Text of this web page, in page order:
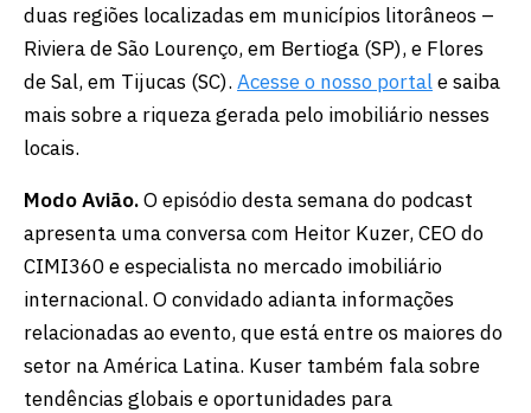
duas regiões localizadas em municípios litorâneos –
Riviera de São Lourenço, em Bertioga (SP), e Flores
de Sal, em Tijucas (SC). Acesse o nosso portale saiba
mais sobre a riqueza gerada pelo imobiliário nesses
locais.
Modo Avião.O episódio desta semana do podcast
apresenta uma conversa com Heitor Kuzer, CEO do
CIMI360 e especialista no mercado imobiliário
internacional. O convidado adianta informações
relacionadas ao evento, que está entre os maiores do
setor na América Latina. Kuser também fala sobre
tendências globais e oportunidades para